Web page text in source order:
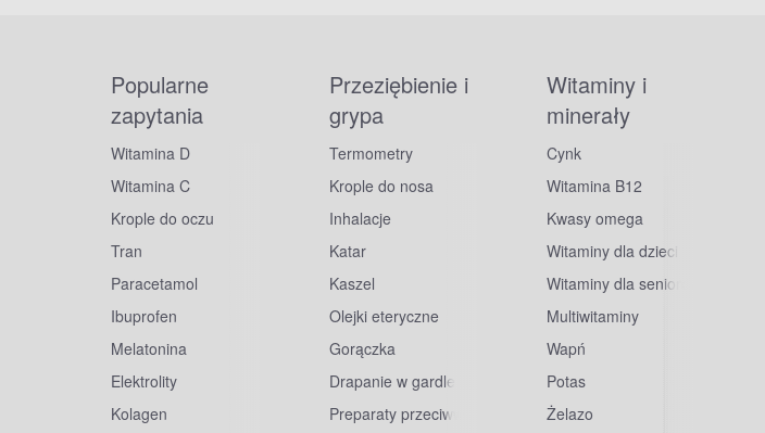
Popularne
zapytania
Witamina D
Witamina C
Krople do oczu
Tran
Paracetamol
Ibuprofen
Melatonina
Elektrolity
Kolagen
Przeziębienie i
grypa
Termometry
Krople do nosa
Inhalacje
Katar
Kaszel
Olejki eteryczne
Gorączka
Drapanie w gardle
Preparaty przeciwwirusowe
Witaminy i
minerały
Cynk
Witamina B12
Kwasy omega
Witaminy dla dzieci
Witaminy dla seniorów
Multiwitaminy
Wapń
Potas
Żelazo